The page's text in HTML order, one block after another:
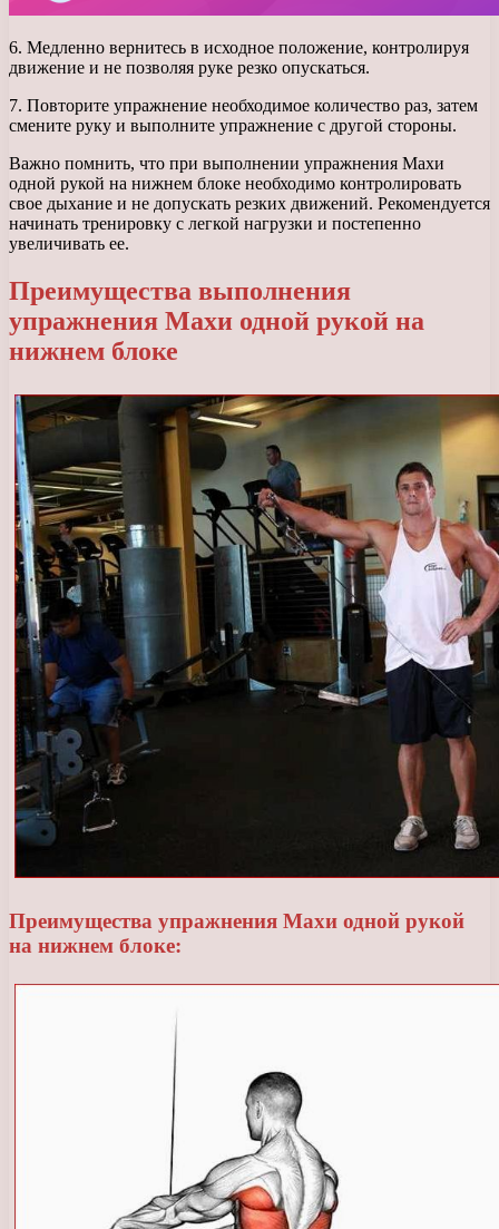
6. Медленно вернитесь в исходное положение, контролируя
движение и не позволяя руке резко опускаться.
7. Повторите упражнение необходимое количество раз, затем
смените руку и выполните упражнение с другой стороны.
Важно помнить, что при выполнении упражнения Махи
одной рукой на нижнем блоке необходимо контролировать
свое дыхание и не допускать резких движений. Рекомендуется
начинать тренировку с легкой нагрузки и постепенно
увеличивать ее.
Преимущества выполнения
упражнения Махи одной рукой на
нижнем блоке
Преимущества упражнения Махи одной рукой
на нижнем блоке: